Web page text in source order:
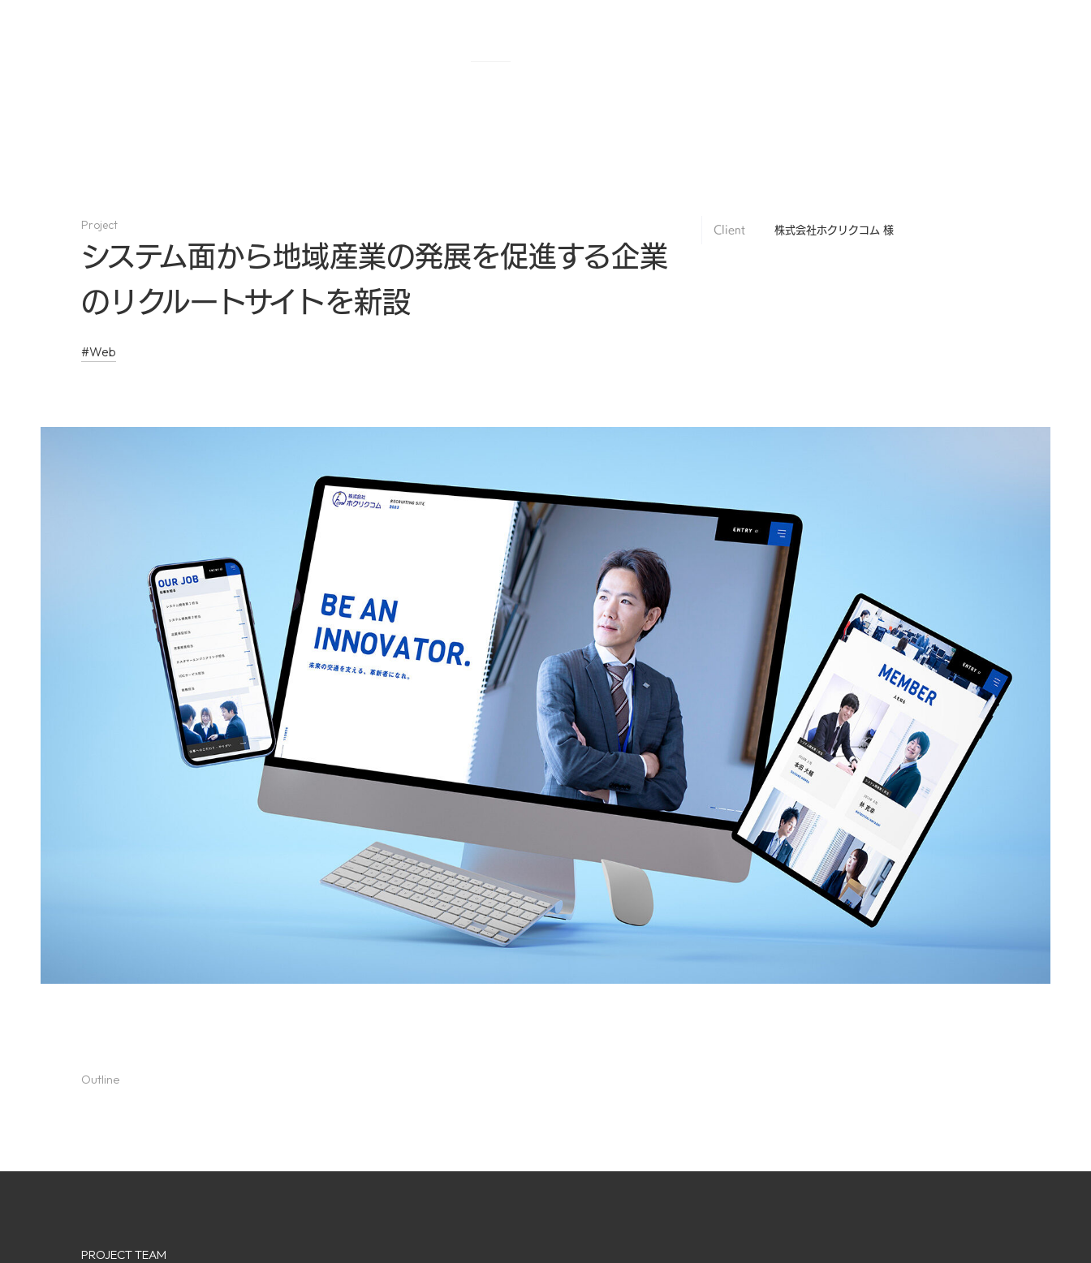
Project
システム面から地域産業の発展を促進する企業
のリクルートサイトを新設
#Web
Client 株式会社ホクリクコム 様
Outline
PROJECT TEAM